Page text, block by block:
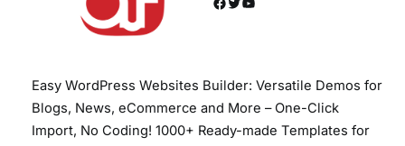
Easy WordPress Websites Builder: Versatile Demos for
Blogs, News, eCommerce and More – One-Click
Import, No Coding! 1000+ Ready-made Templates for